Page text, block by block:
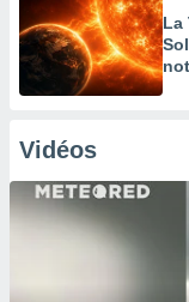
La
Vidéos